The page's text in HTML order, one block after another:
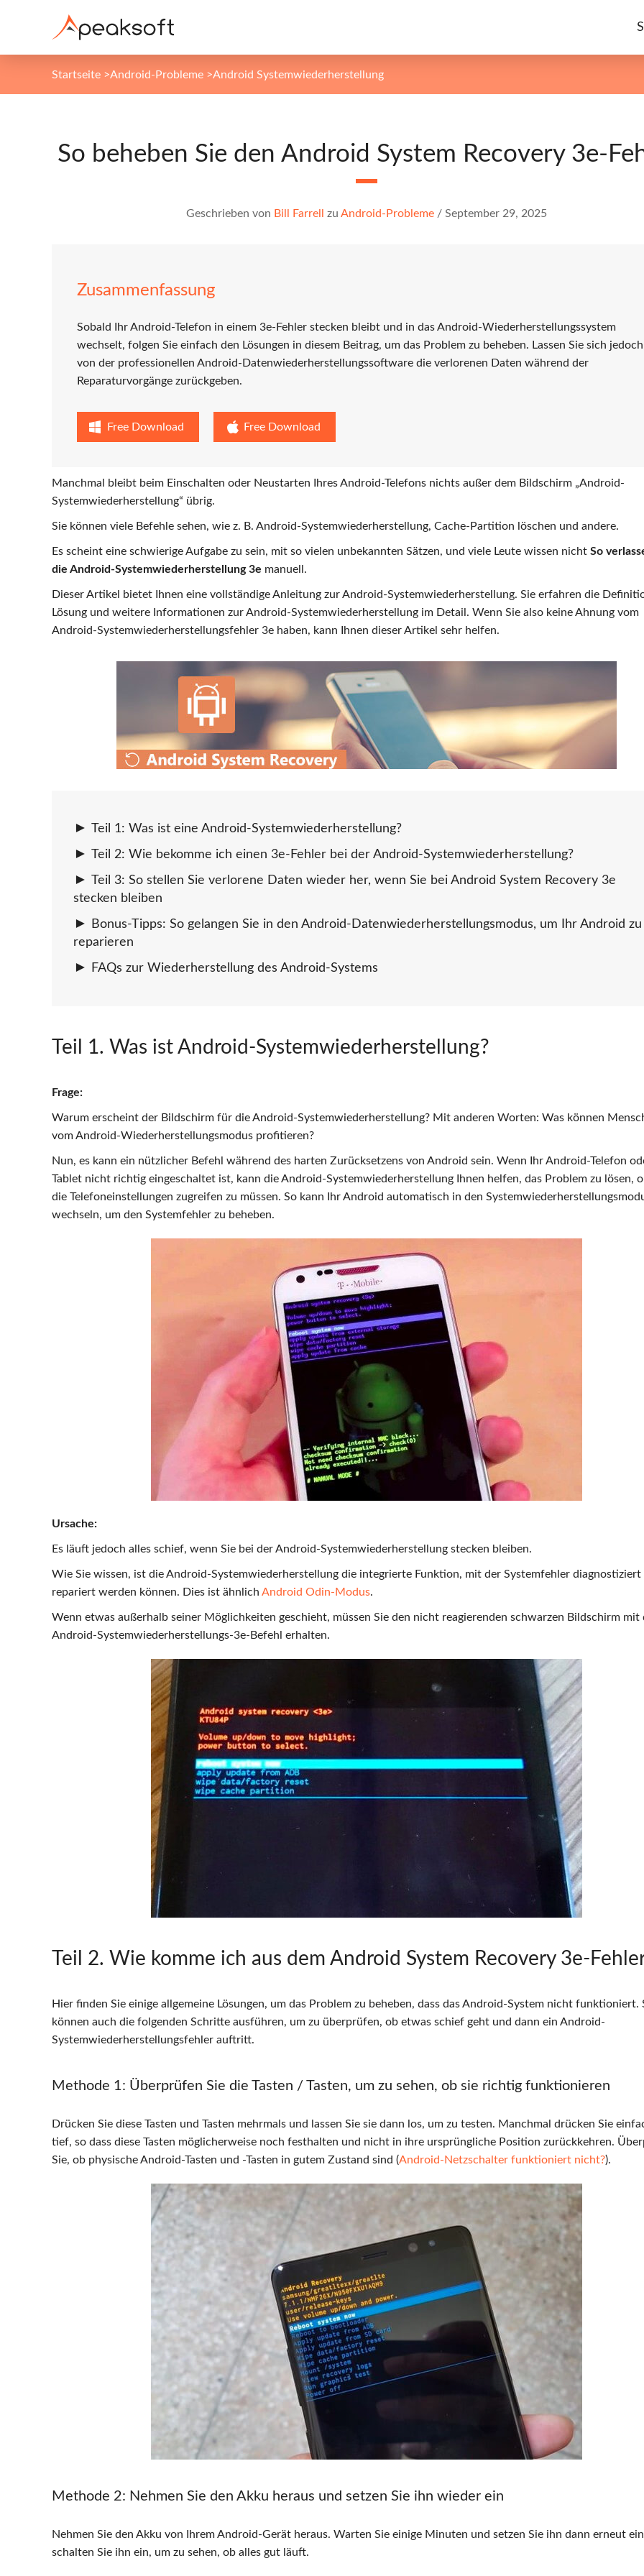
Startseite >Android-Probleme >Android Systemwiederherstellung
So beheben Sie den Android System Recovery 3e-
Geschrieben von Bill Farrell zu Android-Probleme / September 29, 2025
Zusammenfassung
Sobald Ihr Android-Telefon in einem 3e-Fehler stecken bleibt und in das Android-Wiederherstellungssystem
wechselt, folgen Sie einfach den Lösungen in diesem Beitrag, um das Problem zu beheben. Lassen Sie sich jedoch
von der professionellen Android-Datenwiederherstellungssoftware die verlorenen Daten während der
Reparaturvorgänge zurückgeben.
Free Download Free Download
Manchmal bleibt beim Einschalten oder Neustarten Ihres Android-Telefons nichts außer dem Bildschirm „Android-
Systemwiederherstellung“ übrig.
Sie können viele Befehle sehen, wie z. B. Android-Systemwiederherstellung, Cache-Partition löschen und andere.
Es scheint eine schwierige Aufgabe zu sein, mit so vielen unbekannten Sätzen, und viele Leute wissen nicht So
die Android-Systemwiederherstellung 3e manuell.
Dieser Artikel bietet Ihnen eine vollständige Anleitung zur Android-Systemwiederherstellung. Sie erfahren die
Lösung und weitere Informationen zur Android-Systemwiederherstellung im Detail. Wenn Sie also keine Ahnung vom
Android-Systemwiederherstellungsfehler 3e haben, kann Ihnen dieser Artikel sehr helfen.
Teil 1: Was ist eine Android-Systemwiederherstellung?
Teil 2: Wie bekomme ich einen 3e-Fehler bei der Android-Systemwiederherstellung?
Teil 3: So stellen Sie verlorene Daten wieder her, wenn Sie bei Android System Recovery 3e
stecken bleiben
Bonus-Tipps: So gelangen Sie in den Android-Datenwiederherstellungsmodus, um Ihr Android zu
reparieren
FAQs zur Wiederherstellung des Android-Systems
Teil 1. Was ist Android-Systemwiederherstellung?
Frage:
Warum erscheint der Bildschirm für die Android-Systemwiederherstellung? Mit anderen Worten: Was können
vom Android-Wiederherstellungsmodus profitieren?
Nun, es kann ein nützlicher Befehl während des harten Zurücksetzens von Android sein. Wenn Ihr Android-Telefon
Tablet nicht richtig eingeschaltet ist, kann die Android-Systemwiederherstellung Ihnen helfen, das Problem zu lösen,
die Telefoneinstellungen zugreifen zu müssen. So kann Ihr Android automatisch in den
wechseln, um den Systemfehler zu beheben.
Ursache:
Es läuft jedoch alles schief, wenn Sie bei der Android-Systemwiederherstellung stecken bleiben.
Wie Sie wissen, ist die Android-Systemwiederherstellung die integrierte Funktion, mit der Systemfehler diagnostiziert
repariert werden können. Dies ist ähnlich Android Odin-Modus.
Wenn etwas außerhalb seiner Möglichkeiten geschieht, müssen Sie den nicht reagierenden schwarzen Bildschirm mit
Android-Systemwiederherstellungs-3e-Befehl erhalten.
Teil 2. Wie komme ich aus dem Android System Recovery 3e-
Hier finden Sie einige allgemeine Lösungen, um das Problem zu beheben, dass das Android-System nicht funktioniert.
können auch die folgenden Schritte ausführen, um zu überprüfen, ob etwas schief geht und dann ein Android-
Systemwiederherstellungsfehler auftritt.
Methode 1: Überprüfen Sie die Tasten / Tasten, um zu sehen, ob sie richtig funktionieren
Drücken Sie diese Tasten und Tasten mehrmals und lassen Sie sie dann los, um zu testen. Manchmal drücken Sie
tief, so dass diese Tasten möglicherweise noch festhalten und nicht in ihre ursprüngliche Position zurückkehren.
Sie, ob physische Android-Tasten und -Tasten in gutem Zustand sind (Android-Netzschalter funktioniert nicht?).
Methode 2: Nehmen Sie den Akku heraus und setzen Sie ihn wieder ein
Nehmen Sie den Akku von Ihrem Android-Gerät heraus. Warten Sie einige Minuten und setzen Sie ihn dann erneut
schalten Sie ihn ein, um zu sehen, ob alles gut läuft.